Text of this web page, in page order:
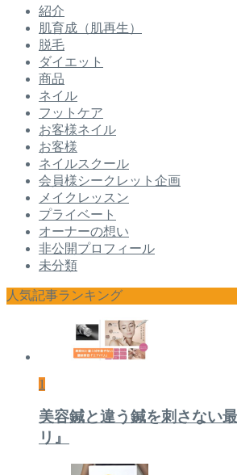
紹介
肌育成（肌再生）
脱毛
ダイエット
商品
ネイル
フットケア
お客様ネイル
お客様
ネイルスクール
会員様シークレット企画
メイクレッスン
プライベート
オーナーの想い
非公開プロフィール
未分類
人気記事ランキング
1
美容鍼と違う鍼を刺さない
リ』